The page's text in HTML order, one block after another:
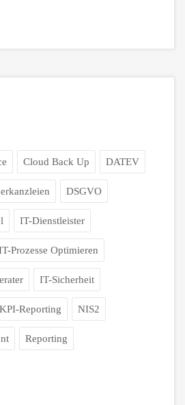
Cloud Back Up DATEV
DSGVO
IT-Dienstleister
Prozesse Optimieren
IT-Sicherheit
KPI-Reporting NIS2
Reporting